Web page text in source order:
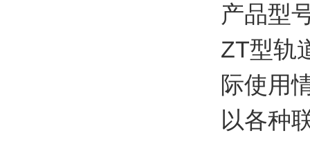
产品型
ZT型轨
际使用
以各种